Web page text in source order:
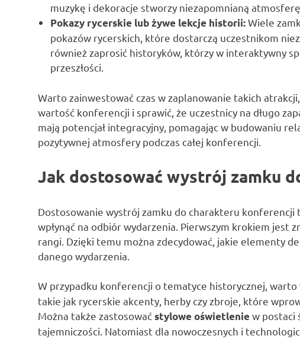
muzykę i dekoracje stworzy niezapomnianą atmosferę.
Pokazy rycerskie lub żywe lekcje historii:Wiele
pokazów rycerskich, które dostarczą uczestnikom
również zaprosić historyków, którzy w interaktywny
przeszłości.
Warto zainwestować czas w zaplanowanie takich
wartość konferencji i sprawić, że uczestnicy na długo
mają potencjał integracyjny, pomagając w budowaniu
pozytywnej atmosfery podczas całej konferencji.
Jak dostosować wystrój zamku
Dostosowanie wystrój zamku do charakteru
wpłynąć na odbiór wydarzenia. Pierwszym krokiem jest
rangi. Dzięki temu można zdecydować, jakie elementy
danego wydarzenia.
W przypadku konferencji o tematyce historycznej, warto
takie jak rycerskie akcenty, herby czy zbroje, które
Można także zastosowaćstylowe oświetleniew postaci
tajemniczości. Natomiast dla nowoczesnych i